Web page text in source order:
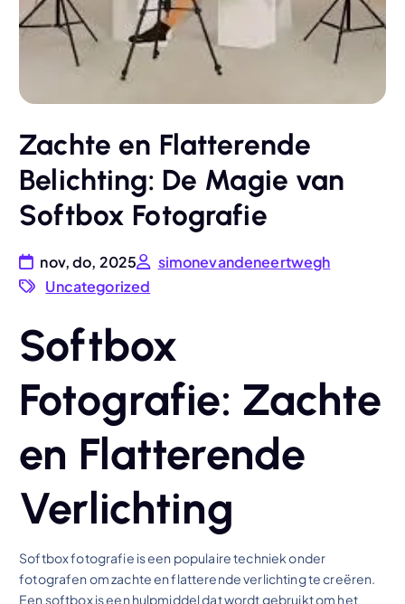
Zachte en Flatterende
Belichting: De Magie van
Softbox Fotografie
nov, do, 2025
simonevandeneertwegh
Uncategorized
Softbox
Fotografie: Zachte
en Flatterende
Verlichting
Softbox fotografie is een populaire techniek onder
fotografen om zachte en flatterende verlichting te creëren.
Een softbox is een hulpmiddel dat wordt gebruikt om het